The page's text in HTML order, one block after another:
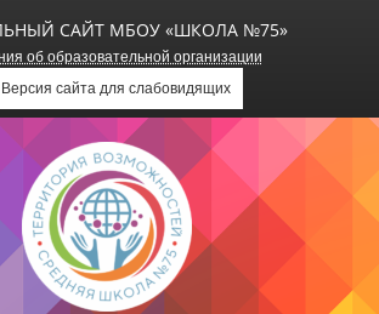
САЙТ МБОУ «ШКОЛА №75»
об образовательной организации
Версия сайта для слабовидящих